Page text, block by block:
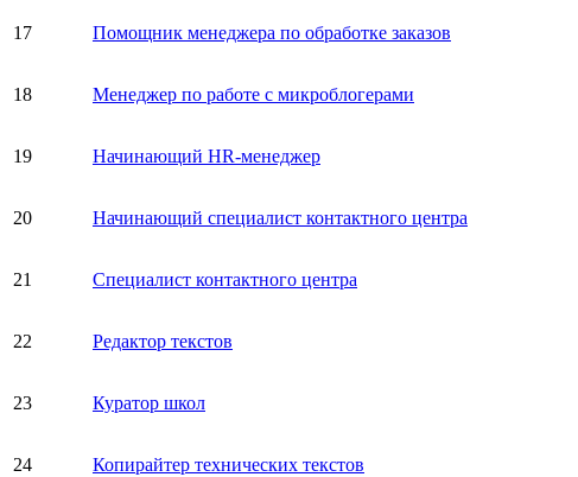
17 Помощник менеджера по обработке заказов
18 Менеджер по работе с микроблогерами
19 Начинающий HR-менеджер
20 Начинающий специалист контактного центра
21 Специалист контактного центра
22 Редактор текстов
23 Куратор школ
24 Копирайтер технических текстов